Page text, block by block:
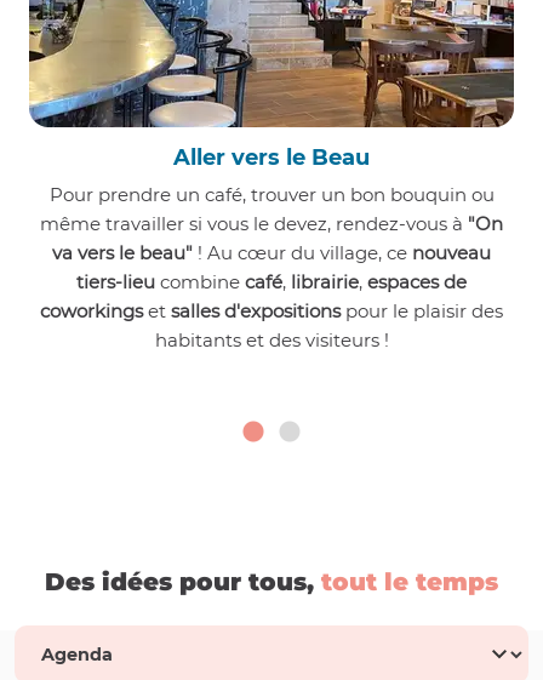
Aller vers le Beau
Pour prendre un café, trouver un bon bouquin ou
même travailler si vous le devez, rendez-vous à "On
va vers le beau" ! Au cœur du village, ce nouveau
tiers-lieu combine café, librairie, espaces de
coworkingset salles d'expositionspour le plaisir des
habitants et des visiteurs !
Des idées pour tous, tout le temps